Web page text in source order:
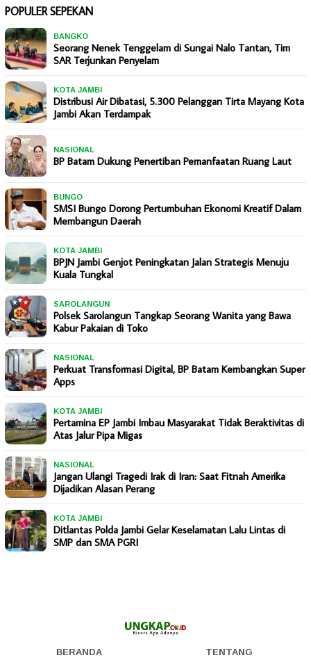
POPULER SEPEKAN
BANGKO
Seorang Nenek Tenggelam di Sungai Nalo Tantan, Tim
SAR Terjunkan Penyelam
KOTA JAMBI
Distribusi Air Dibatasi, 5.300 Pelanggan Tirta Mayang Kota
Jambi Akan Terdampak
NASIONAL
BP Batam Dukung Penertiban Pemanfaatan Ruang Laut
BUNGO
SMSI Bungo Dorong Pertumbuhan Ekonomi Kreatif Dalam
Membangun Daerah
KOTA JAMBI
BPJN Jambi Genjot Peningkatan Jalan Strategis Menuju
Kuala Tungkal
SAROLANGUN
Polsek Sarolangun Tangkap Seorang Wanita yang Bawa
Kabur Pakaian di Toko
NASIONAL
Perkuat Transformasi Digital, BP Batam Kembangkan Super
Apps
KOTA JAMBI
Pertamina EP Jambi Imbau Masyarakat Tidak Beraktivitas di
Atas Jalur Pipa Migas
NASIONAL
Jangan Ulangi Tragedi Irak di Iran: Saat Fitnah Amerika
Dijadikan Alasan Perang
KOTA JAMBI
Ditlantas Polda Jambi Gelar Keselamatan Lalu Lintas di
SMP dan SMA PGRI
BERANDA TENTANG